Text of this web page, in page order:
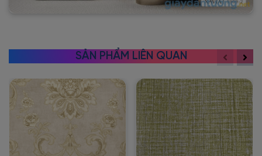
SẢN PHẨM LIÊN QUAN